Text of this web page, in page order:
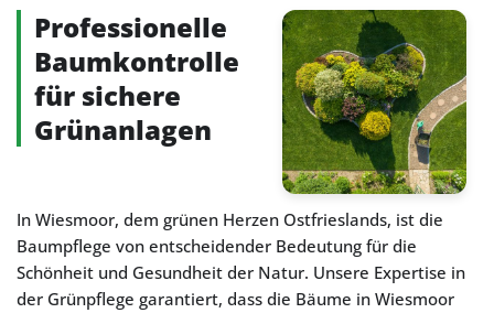
Professionelle
Baumkontrolle
für sichere
Grünanlagen
In Wiesmoor, dem grünen Herzen Ostfrieslands, ist die
Baumpflege von entscheidender Bedeutung für die
Schönheit und Gesundheit der Natur. Unsere Expertise in
der Grünpflege garantiert, dass die Bäume in Wiesmoor